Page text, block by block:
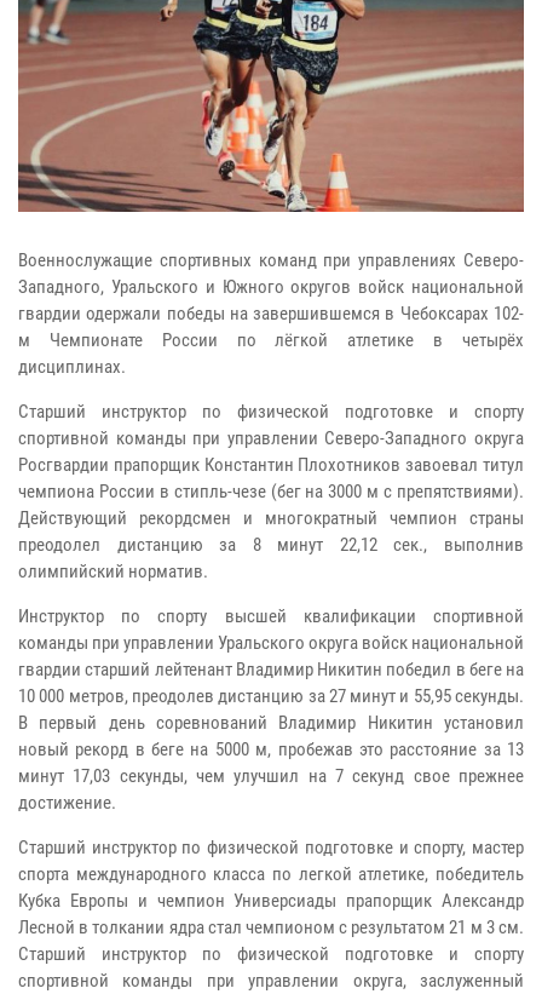
Военнослужащие спортивных команд при управлениях Северо-
Западного, Уральского и Южного округов войск национальной
гвардии одержали победы на завершившемся в Чебоксарах 102-
м Чемпионате России по лёгкой атлетике в четырёх
дисциплинах.
Старший инструктор по физической подготовке и спорту
спортивной команды при управлении Северо-Западного округа
Росгвардии прапорщик Константин Плохотников завоевал титул
чемпиона России в стипль-чезе (бег на 3000 м с препятствиями).
Действующий рекордсмен и многократный чемпион страны
преодолел дистанцию за 8 минут 22,12 сек., выполнив
олимпийский норматив.
Инструктор по спорту высшей квалификации спортивной
команды при управлении Уральского округа войск национальной
гвардии старший лейтенант Владимир Никитин победил в беге на
10 000 метров, преодолев дистанцию за 27 минут и 55,95 секунды.
В первый день соревнований Владимир Никитин установил
новый рекорд в беге на 5000 м, пробежав это расстояние за 13
минут 17,03 секунды, чем улучшил на 7 секунд свое прежнее
достижение.
Старший инструктор по физической подготовке и спорту, мастер
спорта международного класса по легкой атлетике, победитель
Кубка Европы и чемпион Универсиады прапорщик Александр
Лесной в толкании ядра стал чемпионом с результатом 21 м 3 см.
Старший инструктор по физической подготовке и спорту
спортивной команды при управлении округа, заслуженный